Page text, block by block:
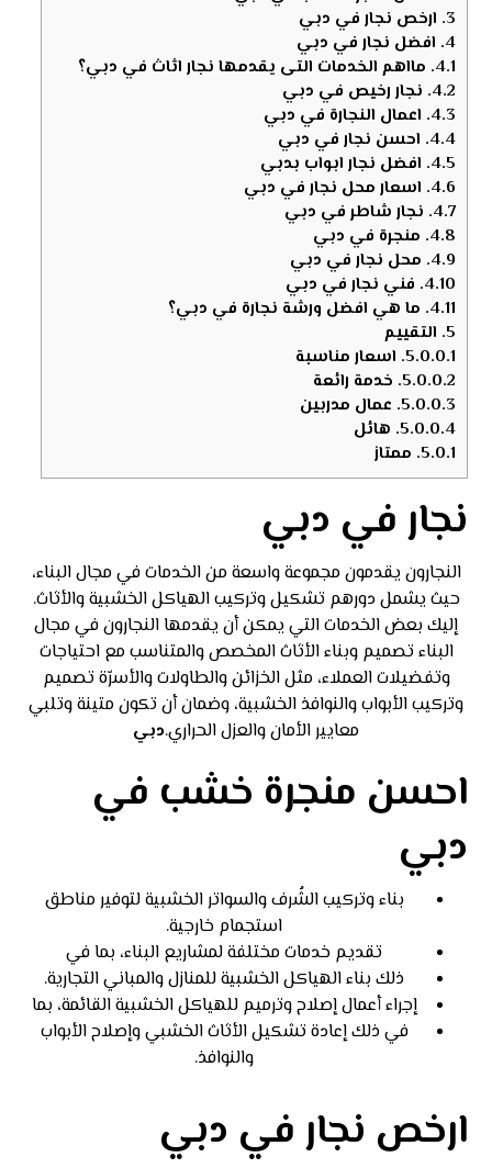
3. ارخص نجار في دبي
4. افضل نجار في دبي
4.1. مااهم الخدمات التى يقدمها نجار اثاث في دبي؟
4.2. نجار رخيص في دبي
4.3. اعمال النجارة في دبي
4.4. احسن نجار في دبي
4.5. افضل نجار ابواب بدبي
4.6. اسعار محل نجار في دبي
4.7. نجار شاطر في دبي
4.8. منجرة في دبي
4.9. محل نجار في دبي
4.10. فني نجار في دبي
4.11. ما هي افضل ورشة نجارة في دبي؟
5. التقييم
5.0.0.1. اسعار مناسبة
5.0.0.2. خدمة رائعة
5.0.0.3. عمال مدربين
5.0.0.4. هائل
5.0.1. ممتاز
نجار في دبي
النجارون يقدمون مجموعة واسعة من الخدمات في مجال البناء،
حيث يشمل دورهم تشكيل وتركيب الهياكل الخشبية والأثاث.
إليك بعض الخدمات التي يمكن أن يقدمها النجارون في مجال
البناء تصميم وبناء الأثاث المخصص والمتناسب مع احتياجات
وتفضيلات العملاء، مثل الخزائن والطاولات والأسرّة تصميم
وتركيب الأبواب والنوافذ الخشبية، وضمان أن تكون متينة وتلبي
معايير الأمان والعزل الحراري.دبي
احسن منجرة خشب في
دبي
بناء وتركيب الشُرف والسواتر الخشبية لتوفير مناطق
استجمام خارجية.
تقديم خدمات مختلفة لمشاريع البناء، بما في
ذلك بناء الهياكل الخشبية للمنازل والمباني التجارية.
إجراء أعمال إصلاح وترميم للهياكل الخشبية القائمة، بما
في ذلك إعادة تشكيل الأثاث الخشبي وإصلاح الأبواب
والنوافذ.
ارخص نجار في دبي